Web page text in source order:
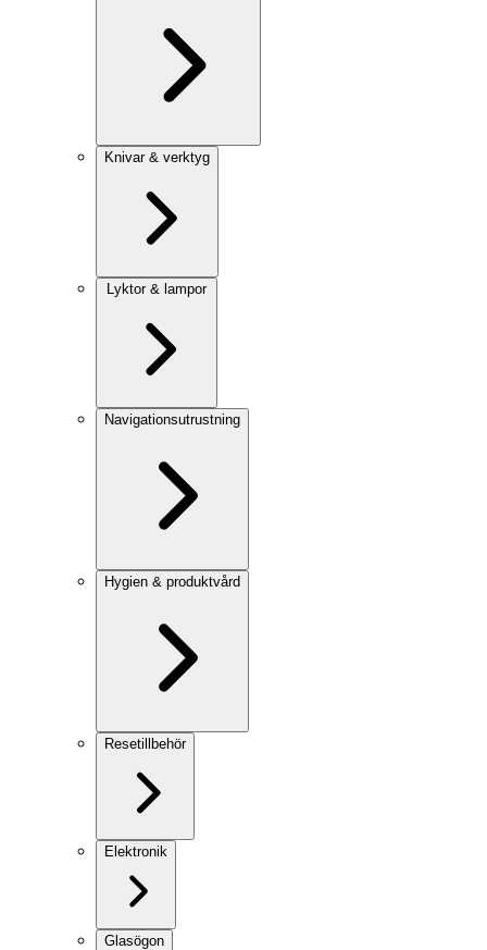
Knivar & verktyg
Lyktor & lampor
Navigationsutrustning
Hygien & produktvård
Resetillbehör
Elektronik
Glasögon